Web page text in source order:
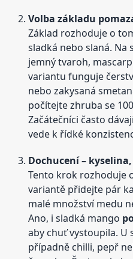
Volba základu
Základ rozhoduje o
sladká nebo slaná. Na
jemný tvaroh,
variantu funguje
nebo zakysaná
počítejte zhruba se
Začátečníci často
vede k řídké
Dochucení –
Tento krok rozhoduje
variantě přidejte pár
malé množství medu
Ano, i sladká mango
aby chuť vystoupila. U
případně chilli, pepř